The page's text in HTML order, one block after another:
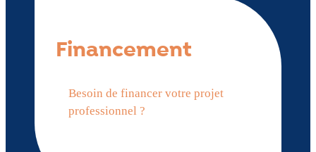
Financement
Besoin de financer votre projet
professionnel ?